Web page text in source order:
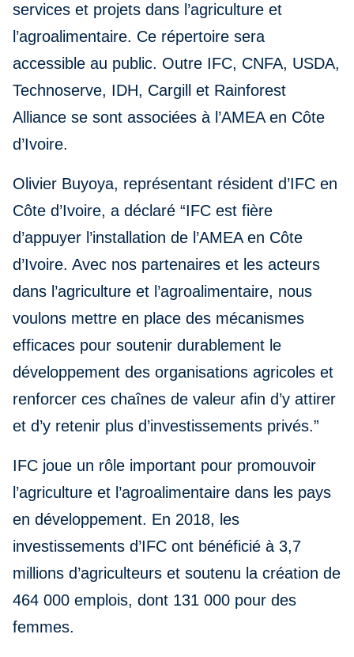
services et projets dans l’agriculture et
l’agroalimentaire. Ce répertoire sera
accessible au public. Outre IFC, CNFA, USDA,
Technoserve, IDH, Cargill et Rainforest
Alliance se sont associées à l’AMEA en Côte
d’Ivoire.
Olivier Buyoya, représentant résident d’IFC en
Côte d’Ivoire, a déclaré “IFC est fière
d’appuyer l’installation de l’AMEA en Côte
d’Ivoire. Avec nos partenaires et les acteurs
dans l’agriculture et l’agroalimentaire, nous
voulons mettre en place des mécanismes
efficaces pour soutenir durablement le
développement des organisations agricoles et
renforcer ces chaînes de valeur afin d’y attirer
et d’y retenir plus d’investissements privés.”
IFC joue un rôle important pour promouvoir
l’agriculture et l’agroalimentaire dans les pays
en développement. En 2018, les
investissements d’IFC ont bénéficié à 3,7
millions d’agriculteurs et soutenu la création de
464 000 emplois, dont 131 000 pour des
femmes.